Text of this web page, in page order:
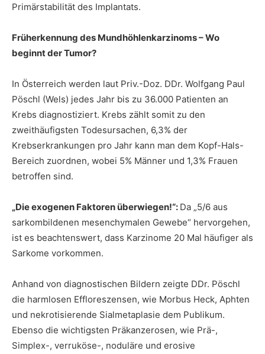
Primärstabilität des Implantats.
Früherkennung des Mundhöhlenkarzinoms – Wo
beginnt der Tumor?
In Österreich werden laut Priv.-Doz. DDr. Wolfgang Paul
Pöschl (Wels) jedes Jahr bis zu 36.000 Patienten an
Krebs diagnostiziert. Krebs zählt somit zu den
zweithäufigsten Todesursachen, 6,3% der
Krebserkrankungen pro Jahr kann man dem Kopf-Hals-
Bereich zuordnen, wobei 5% Männer und 1,3% Frauen
betroffen sind.
„Die exogenen Faktoren überwiegen!“: Da „5/6 aus
sarkombildenen mesenchymalen Gewebe“ hervorgehen,
ist es beachtenswert, dass Karzinome 20 Mal häufiger als
Sarkome vorkommen.
Anhand von diagnostischen Bildern zeigte DDr. Pöschl
die harmlosen Effloreszensen, wie Morbus Heck, Aphten
und nekrotisierende Sialmetaplasie dem Publikum.
Ebenso die wichtigsten Präkanzerosen, wie Prä-,
Simplex-, verruköse-, noduläre und erosive